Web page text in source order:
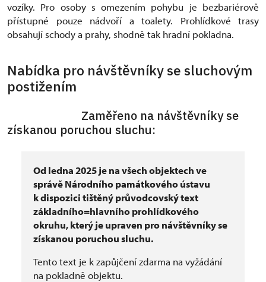
vozíky. Pro osoby s omezením pohybu je bezbariérově
přístupné pouze nádvoří a toalety. Prohlídkové trasy
obsahují schody a prahy, shodně tak hradní pokladna.
Nabídka pro návštěvníky se sluchovým
postižením
Zaměřeno na návštěvníky se
získanou poruchou sluchu:
Od ledna 2025 je na všech objektech ve
správě Národního památkového ústavu
k dispozici tištěný průvodcovský text
základního=hlavního prohlídkového
okruhu, který je upraven pro návštěvníky se
získanou poruchou sluchu.
Tento text je k zapůjčení zdarma na vyžádání
na pokladně objektu.